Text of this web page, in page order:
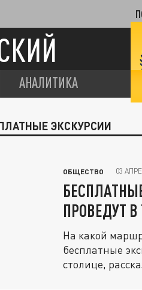
АНАЛИТИКА
ЭКСКУРСИИ
ОБЩЕСТВО 03
ПРОВЕДУТ
На какой
бесплатные
столице,